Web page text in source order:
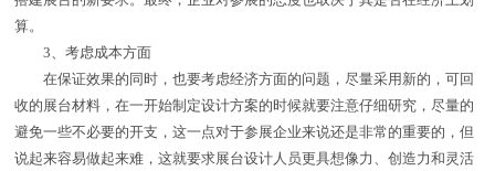
算。
3、考虑成本方面
在保证效果的同时，也要考虑经济方面的问题，尽量采用新的，可回
收的展台材料，在一开始制定设计方案的时候就要注意仔细研究，尽量的
避免一些不必要的开支，这一点对于参展企业来说还是非常的重要的，但
说起来容易做起来难，这就要求展台设计人员更具想像力、创造力和灵活